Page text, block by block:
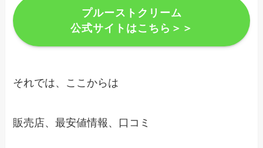
プルーストクリーム
公式サイトはこちら＞＞
それでは、ここからは
販売店、最安値情報、口コミ